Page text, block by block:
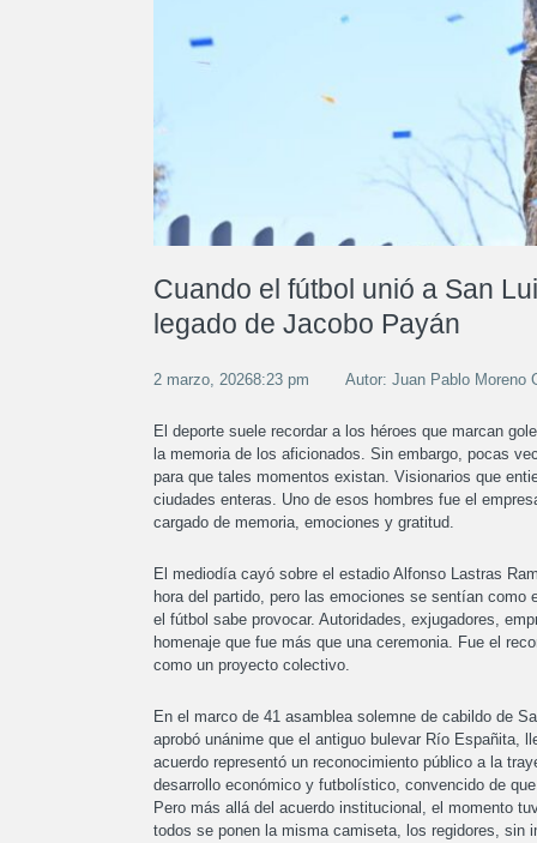
Cuando el fútbol unió a San
legado de Jacobo Payán
2 marzo, 20268:23 pm Autor: Juan Pablo Moreno
El deporte suele recordar a los héroes que marcan
la memoria de los aficionados. Sin embargo, pocas
para que tales momentos existan. Visionarios que
ciudades enteras. Uno de esos hombres fue el
cargado de memoria, emociones y gratitud.
El mediodía cayó sobre el estadio Alfonso Lastras
hora del partido, pero las emociones se sentían
el fútbol sabe provocar. Autoridades, exjugadores,
homenaje que fue más que una ceremonia. Fue el
como un proyecto colectivo.
En el marco de 41 asamblea solemne de cabildo de
aprobó unánime que el antiguo bulevar Río Españita,
acuerdo representó un reconocimiento público a la
desarrollo económico y futbolístico, convencido de
Pero más allá del acuerdo institucional, el momento
todos se ponen la misma camiseta, los regidores, sin